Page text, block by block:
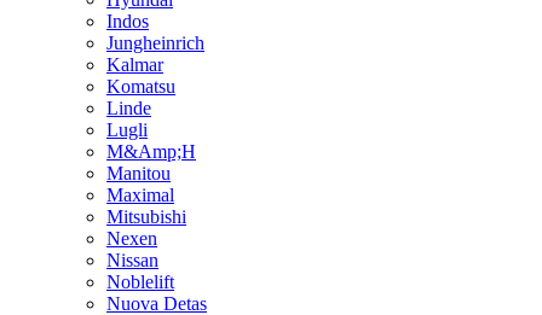
Indos
Jungheinrich
Kalmar
Komatsu
Linde
Lugli
M&Amp;H
Manitou
Maximal
Mitsubishi
Nexen
Nissan
Noblelift
Nuova Detas